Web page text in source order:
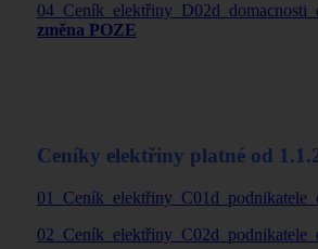
změna POZE
Ceníky elektřiny platné od